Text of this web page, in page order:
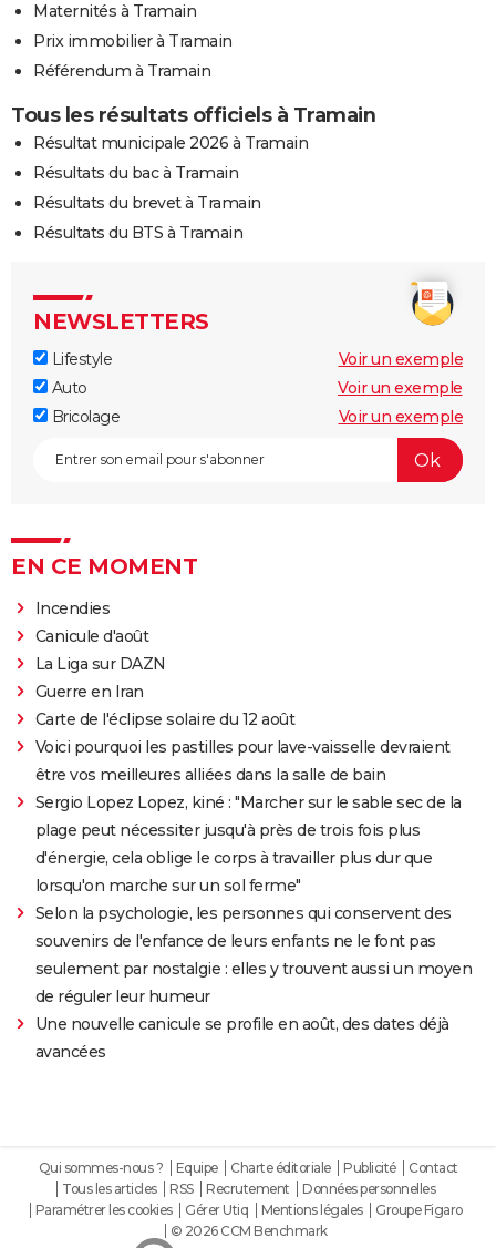
Maternités à Tramain
Prix immobilier à Tramain
Référendum à Tramain
Tous les résultats officiels à Tramain
Résultat municipale 2026 à Tramain
Résultats du bac à Tramain
Résultats du brevet à Tramain
Résultats du BTS à Tramain
NEWSLETTERS
Lifestyle
Voir un exemple
Auto
Voir un exemple
Bricolage
Voir un exemple
EN CE MOMENT
Incendies
Canicule d'août
La Liga sur DAZN
Guerre en Iran
Carte de l'éclipse solaire du 12 août
Voici pourquoi les pastilles pour lave-vaisselle devraient
être vos meilleures alliées dans la salle de bain
Sergio Lopez Lopez, kiné : "Marcher sur le sable sec de la
plage peut nécessiter jusqu'à près de trois fois plus
d'énergie, cela oblige le corps à travailler plus dur que
lorsqu'on marche sur un sol ferme"
Selon la psychologie, les personnes qui conservent des
souvenirs de l'enfance de leurs enfants ne le font pas
seulement par nostalgie : elles y trouvent aussi un moyen
de réguler leur humeur
Une nouvelle canicule se profile en août, des dates déjà
avancées
Qui sommes-nous ? Equipe Charte éditoriale Publicité
Contact
Tous les articles
RSS Recrutement
Données personnelles
Paramétrer les cookies
Gérer Utiq Mentions légales
Groupe Figaro
© 2026 CCM Benchmark